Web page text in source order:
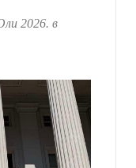
2026. в